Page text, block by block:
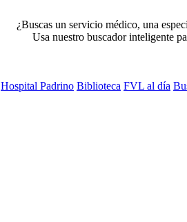
¿Buscas un servicio médico, una
Usa nuestro buscador inteligente
Hospital Padrino Biblioteca FVL al día